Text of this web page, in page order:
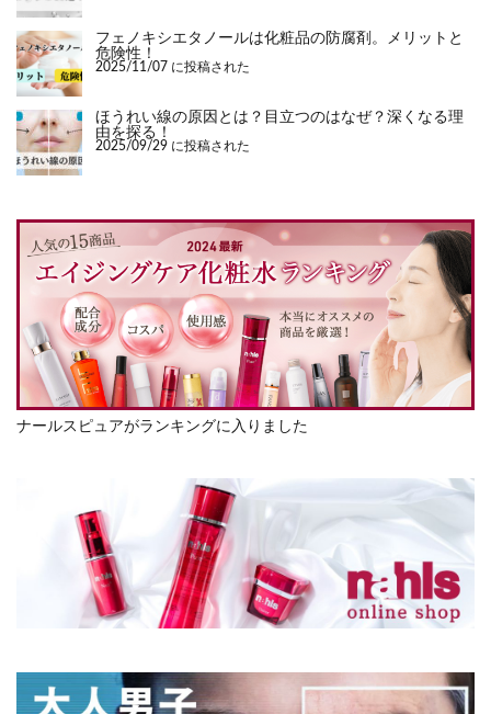
フェノキシエタノールは化粧品の防腐剤。メリットと
危険性！
2025/11/07 に投稿された
ほうれい線の原因とは？目立つのはなぜ？深くなる理
由を探る！
2025/09/29 に投稿された
ナールスピュアがランキングに入りました